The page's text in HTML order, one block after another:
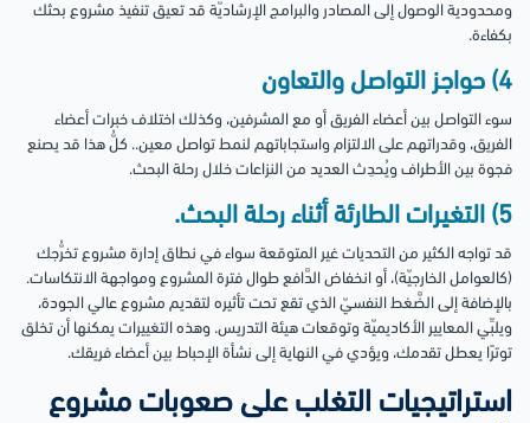
ومحدودية الوصول إلى المصادر والبرامج الإرشاديّة قد تعيق تنفيذ مشروع بحثك
بكفاءة.
4) حواجز التواصل والتعاون
سوء التواصل بين أعضاء الفريق أو مع المشرفين، وكذلك اختلاف خبرات أعضاء
الفريق، وقدراتهم على الالتزام واستجاباتهم لنمط تواصل معين.. كلُّ هذا قد يصنع
فجوة بين الأطراف ويُحدِث العديد من النزاعات خلال رحلة البحث.
5) التغيرات الطارئة أثناء رحلة البحث.
قد تواجه الكثير من التحديات غير المتوقعة سواء في نطاق إدارة مشروع تخرُّجك
(كالعوامل الخارجيّة)، أو انخفاض الدَّافع طوال فترة المشروع ومواجهة الانتكاسات.
بالإضافة إلى الضَّغط النفسيّ الذي تقع تحت تأثيره لتقديم مشروع عالي الجودة،
ويلبِّي المعايير الأكاديميّة وتوقعات هيئة التدريس. وهذه التغييرات يمكنها أن تخلق
توترًا يعطل تقدمك، ويؤدي في النهاية إلى نشأة الإحباط بين أعضاء فريقك.
استراتيجيات التغلب على صعوبات مشروع